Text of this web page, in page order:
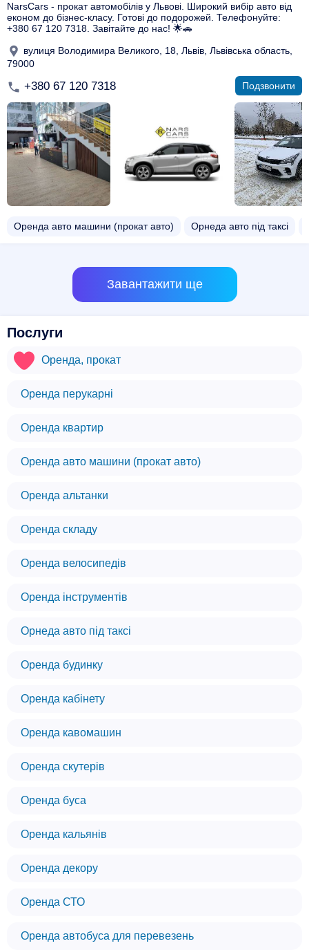
NarsCars - прокат автомобілів у Львові. Широкий вибір авто від
економ до бізнес-класу. Готові до подорожей. Телефонуйте:
+380 67 120 7318. Завітайте до нас! 🌟🚗
вулиця Володимира Великого, 18, Львів, Львівська область,
79000
+380 67 120 7318 Подзвонити
Оренда авто машини (прокат авто) Орнеда авто під таксі
Завантажити ще
Послуги
Оренда, прокат
Оренда перукарні
Оренда квартир
Оренда авто машини (прокат авто)
Оренда альтанки
Оренда складу
Оренда велосипедів
Оренда інструментів
Орнеда авто під таксі
Оренда будинку
Оренда кабінету
Оренда кавомашин
Оренда скутерів
Оренда буса
Оренда кальянів
Оренда декору
Оренда СТО
Оренда автобуса для перевезень